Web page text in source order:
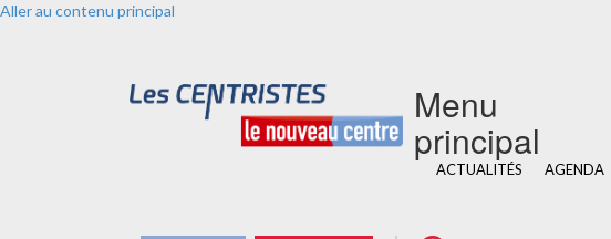
Aller au contenu principal
Menu
principal
ACTUALITÉS AGENDA